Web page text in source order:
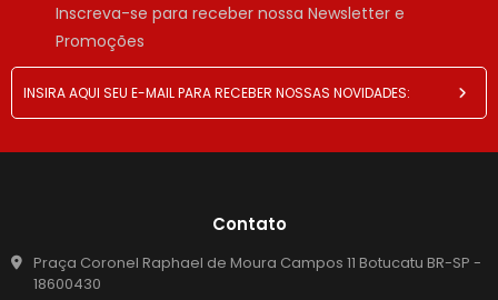
Inscreva-se para receber nossa Newsletter e
Promoções
Contato
Praça Coronel Raphael de Moura Campos 11 Botucatu BR-SP -
18600430